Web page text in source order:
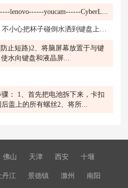
lenovo------youcam------CyberL...
碰倒水洒到键盘上了，接着它就自己关机了？
止短路)2、将脑屏幕放置于与键
水向键盘和液晶屏...
： 1、首先把电池拆下来，卡扣
盖上的所有螺丝2、将所...
佛山 天津 西安 十堰
丹江 景德镇 滁州 南阳